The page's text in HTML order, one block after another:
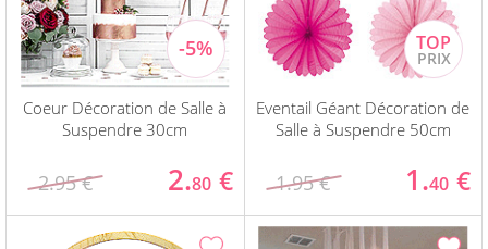
Coeur Décoration de Salle à
Suspendre 30cm
2.95 € 2.80 €
Eventail Géant Décoration de
Salle à Suspendre 50cm
1.95 € 1.40 €